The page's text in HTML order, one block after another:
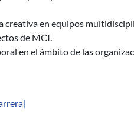
creativa en equipos
de MCI.
en el ámbito de las